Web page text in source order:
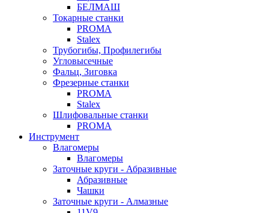
БЕЛМАШ
Токарные станки
PROMA
Stalex
Трубогибы, Профилегибы
Угловысечные
Фальц, Зиговка
Фрезерные станки
PROMA
Stalex
Шлифовальные станки
PROMA
Инструмент
Влагомеры
Влагомеры
Заточные круги - Абразивные
Абразивные
Чашки
Заточные круги - Алмазные